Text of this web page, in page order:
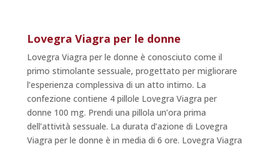
Lovegra Viagra per le donne
Lovegra Viagra per le donne è conosciuto come il
primo stimolante sessuale, progettato per migliorare
l’esperienza complessiva di un atto intimo. La
confezione contiene 4 pillole Lovegra Viagra per
donne 100 mg. Prendi una pillola un’ora prima
dell’attività sessuale. La durata d’azione di Lovegra
Viagra per le donne è in media di 6 ore. Lovegra Viagra